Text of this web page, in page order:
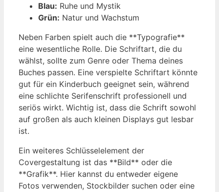
Blau: Ruhe und Mystik
Grün: Natur und Wachstum
Neben Farben spielt auch die **Typografie**
eine wesentliche Rolle. Die Schriftart, die du
wählst, sollte zum Genre oder Thema deines
Buches passen. Eine verspielte Schriftart könnte
gut für ein Kinderbuch geeignet sein, während
eine schlichte Serifenschrift professionell und
seriös wirkt. Wichtig ist, dass die Schrift sowohl
auf großen als auch kleinen Displays gut lesbar
ist.
Ein weiteres Schlüsselelement der
Covergestaltung ist das **Bild** oder die
**Grafik**. Hier kannst du entweder eigene
Fotos verwenden, Stockbilder suchen oder eine